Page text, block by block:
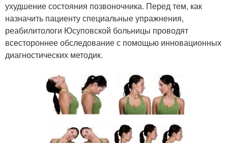
ухудшение состояния позвоночника. Перед тем, как
назначить пациенту специальные упражнения,
реабилитологи Юсуповской больницы проводят
всестороннее обследование с помощью инновационных
диагностических методик.